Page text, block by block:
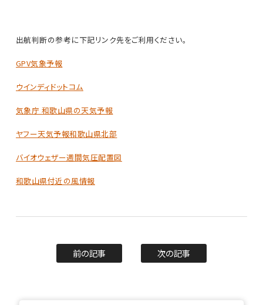
出航判断の参考に下記リンク先をご利用ください。
GPV気象予報
ウインディドットコム
気象庁 和歌山県の天気予報
ヤフー天気予報和歌山県北部
バイオウェザー週間気圧配置図
和歌山県付近の風情報
前の記事 次の記事